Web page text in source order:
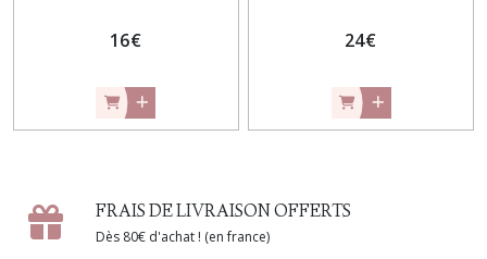
16€ 24€
FRAIS DE LIVRAISON OFFERTS
Dès 80€ d'achat ! (en france)